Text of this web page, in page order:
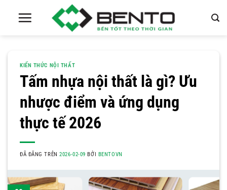
KIẾN THỨC NỘI THẤT
Tấm nhựa nội thất là gì? Ưu
nhược điểm và ứng dụng
thực tế 2026
ĐÃ ĐĂNG TRÊN2026-02-09 BỞI BENTOVN